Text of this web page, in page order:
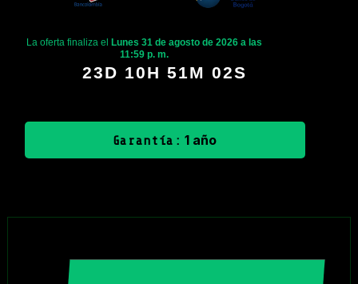
La oferta finaliza el
Lunes 31 de agosto de 2026 a las
11:59 p. m.
23D 10H 51M 02S
Garantía: 1 año